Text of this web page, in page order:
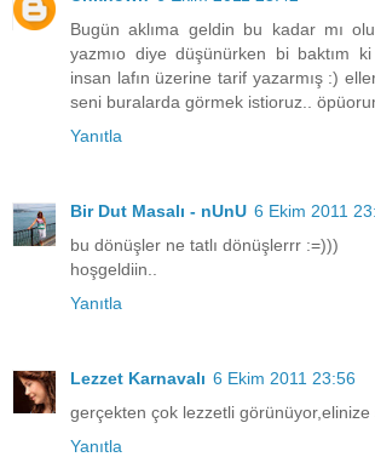
Bugün aklıma geldin bu kadar mı
yazmıo diye düşünürken bi baktım
insan lafın üzerine tarif yazarmış :)
seni buralarda görmek istioruz..
Yanıtla
Bir Dut Masalı - nUnU 6 Ekim 2011
bu dönüşler ne tatlı dönüşlerrr :=)))
hoşgeldiin..
Yanıtla
Lezzet Karnavalı 6 Ekim 2011 23:56
gerçekten çok lezzetli görünüyor,elinize
Yanıtla